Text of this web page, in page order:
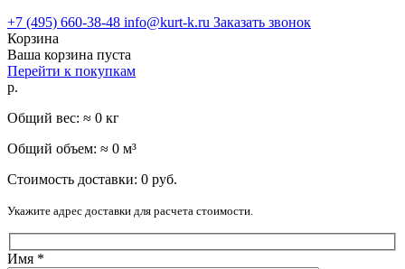
+7 (495) 660-38-48 info@kurt-k.ru Заказать звонок
Корзина
Ваша корзина пуста
Перейти к покупкам
р.
Общий вес: ≈ 0 кг
Общий объем: ≈ 0 м³
Стоимость доставки: 0 руб.
Укажите адрес доставки для расчета стоимости.
Имя *